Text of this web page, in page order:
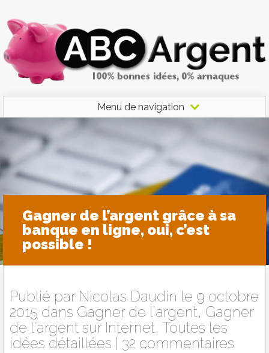
Menu de navigation
Gagner de l’argent grâce à sa
banque en ligne, oui, c’est
possible !
Publié par Nicolas Daudin le 9 octobre
2015 dans Gagner de l'argent, Gagner
de l'argent sur Internet, Toutes les
idées détaillées
32 commentaires